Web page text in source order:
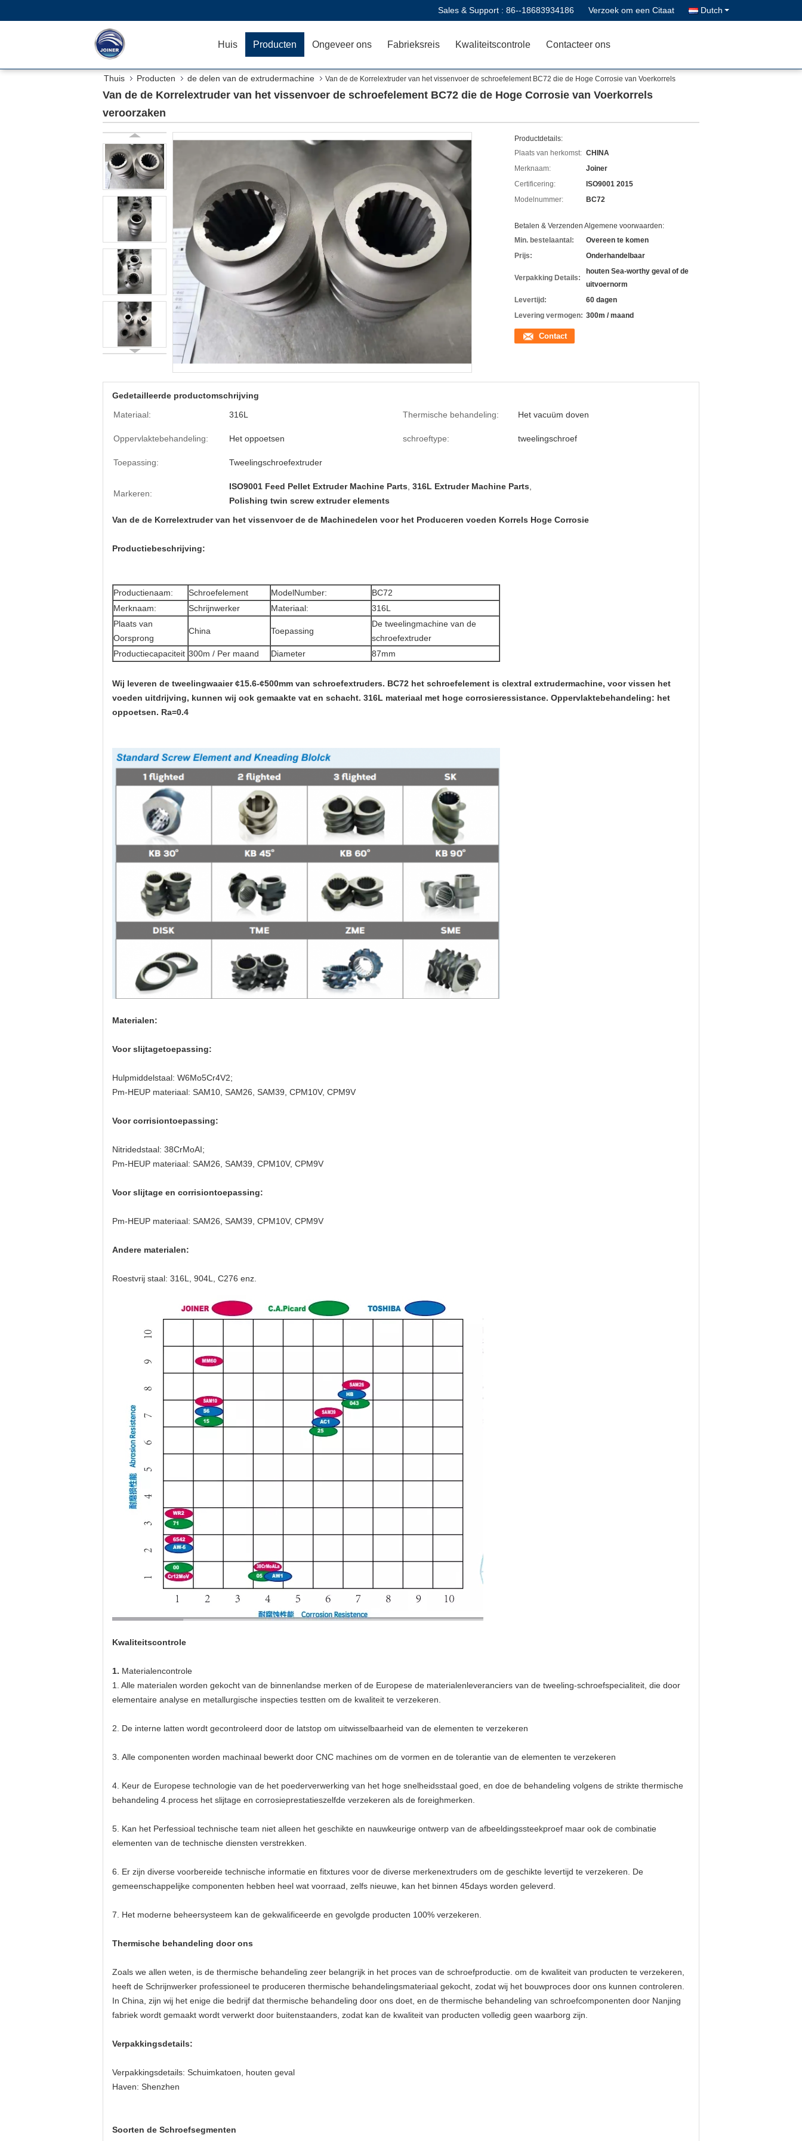
Sales & Support : 86--18683934186 Verzoek om een Citaat Dutch
Huis Producten Ongeveer ons Fabrieksreis Kwaliteitscontrole Contacteer ons
Thuis Producten de delen van de extrudermachine
Van de de Korrelextruder van het vissenvoer de schroefelement BC72 die de Hoge Corrosie van Voerkorrels
veroorzaken
Van de de Korrelextruder van het vissenvoer de schroefelement BC72 die de Hoge Corrosie van Voerkorrels
veroorzaken
Productdetails:
Plaats van herkomst: CHINA
Merknaam:
Joiner
Certificering:
ISO9001 2015
Modelnummer:
BC72
Betalen & Verzenden Algemene voorwaarden:
Min. bestelaantal:
Overeen te komen
Prijs:
Onderhandelbaar
Verpakking Details:
houten Sea-worthy geval of de
uitvoernorm
Levertijd:
60 dagen
Levering vermogen: 300m / maand
Contact
Gedetailleerde productomschrijving
Materiaal:
316L Thermische behandeling: Het vacuüm doven
Oppervlaktebehandeling: Het oppoetsen schroeftype: tweelingschroef
Toepassing: Tweelingschroefextruder
Markeren:
ISO9001 Feed Pellet Extruder Machine Parts 316L Extruder Machine Parts
Polishing twin screw extruder elements
Van de de Korrelextruder van het vissenvoer de de Machinedelen voor het Produceren voeden Korrels Hoge Corrosie
Productiebeschrijving:
Productienaam: Schroefelement ModelNumber:
BC72
Merknaam:
Schrijnwerker Materiaal:
316L
Plaats van
Oorsprong
China Toepassing
De tweelingmachine van de
schroefextruder
Productiecapaciteit 300m / Per maand Diameter 87mm
Wij leveren de tweelingwaaier ¢15.6-¢500mm van schroefextruders. BC72 het schroefelement is clextral extrudermachine, voor vissen het
voeden uitdrijving, kunnen wij ook gemaakte vat en schacht. 316L materiaal met hoge corrosieressistance. Oppervlaktebehandeling: het
oppoetsen. Ra=0.4
Materialen:
Voor slijtagetoepassing:
Hulpmiddelstaal: W6Mo5Cr4V2;
Pm-HEUP materiaal: SAM10, SAM26, SAM39, CPM10V, CPM9V
Voor corrisiontoepassing:
Nitridedstaal: 38CrMoAI;
Pm-HEUP materiaal: SAM26, SAM39, CPM10V, CPM9V
Voor slijtage en corrisiontoepassing:
Pm-HEUP materiaal: SAM26, SAM39, CPM10V, CPM9V
Andere materialen:
Roestvrij staal: 316L, 904L, C276 enz.
Kwaliteitscontrole
1. Materialencontrole
1. Alle materialen worden gekocht van de binnenlandse merken of de Europese de materialenleveranciers van de tweeling-schroefspecialiteit, die door
elementaire analyse en metallurgische inspecties testten om de kwaliteit te verzekeren.
2. De interne latten wordt gecontroleerd door de latstop om uitwisselbaarheid van de elementen te verzekeren
3. Alle componenten worden machinaal bewerkt door CNC machines om de vormen en de tolerantie van de elementen te verzekeren
4. Keur de Europese technologie van de het poederverwerking van het hoge snelheidsstaal goed, en doe de behandeling volgens de strikte thermische
behandeling 4.process het slijtage en corrosieprestatieszelfde verzekeren als de foreighmerken.
5. Kan het Perfessioal technische team niet alleen het geschikte en nauwkeurige ontwerp van de afbeeldingssteekproef maar ook de combinatie
elementen van de technische diensten verstrekken.
6. Er zijn diverse voorbereide technische informatie en fitxtures voor de diverse merkenextruders om de geschikte levertijd te verzekeren. De
gemeenschappelijke componenten hebben heel wat voorraad, zelfs nieuwe, kan het binnen 45days worden geleverd.
7. Het moderne beheersysteem kan de gekwalificeerde en gevolgde producten 100% verzekeren.
Thermische behandeling door ons
Zoals we allen weten, is de thermische behandeling zeer belangrijk in het proces van de schroefproductie. om de kwaliteit van producten te verzekeren,
heeft de Schrijnwerker professioneel te produceren thermische behandelingsmateriaal gekocht, zodat wij het bouwproces door ons kunnen controleren.
In China, zijn wij het enige die bedrijf dat thermische behandeling door ons doet, en de thermische behandeling van schroefcomponenten door Nanjing
fabriek wordt gemaakt wordt verwerkt door buitenstaanders, zodat kan de kwaliteit van producten volledig geen waarborg zijn.
Verpakkingsdetails:
Verpakkingsdetails: Schuimkatoen, houten geval
Haven: Shenzhen
Soorten de Schroefsegmenten